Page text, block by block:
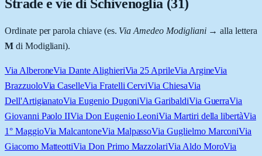
Strade e vie di Schivenoglia (31)
Ordinate per parola chiave (es. Via Amedeo Modigliani→ alla lettera
Mdi Modigliani).
Via AlberoneVia Dante AlighieriVia 25 AprileVia ArgineVia
BrazzuoloVia CaselleVia Fratelli CerviVia ChiesaVia
Dell'ArtigianatoVia Eugenio DugoniVia GaribaldiVia GuerraVia
Giovanni Paolo IIVia Don Eugenio LeoniVia Martiri della libertàVia
1° MaggioVia MalcantoneVia MalpassoVia Guglielmo MarconiVia
Giacomo MatteottiVia Don Primo MazzolariVia Aldo MoroVia